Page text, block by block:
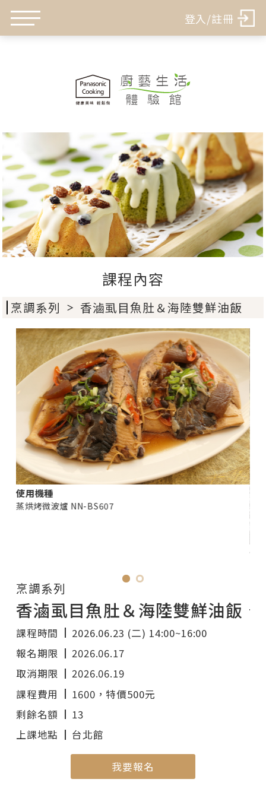
登入/註冊
課程內容
烹調系列 ＞ 香滷虱目魚肚＆海陸雙鮮油飯
使用機種
蒸烘烤微波爐 NN-BS607
烹調系列
香滷虱目魚肚＆海陸雙鮮油飯
課程時間
2026.06.23 (二) 14:00~16:00
報名期限
2026.06.17
取消期限
2026.06.19
課程費用
1600 ，特價500元
剩餘名額
13
上課地點
台北館
我要報名